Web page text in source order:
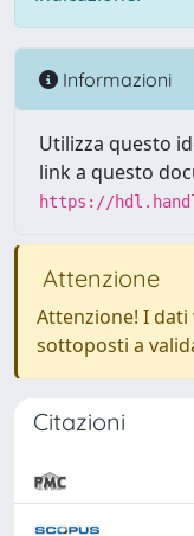
Informazioni
Utilizza questo
link a questo
https://
Attenzione
Attenzione! I
sottoposti a
Citazioni